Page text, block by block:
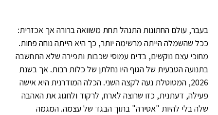
בעבר, עולם החתונות התנהל תחת משוואה ברורה אך אכזרית:
ככל שהשמלה הייתה מרשימה יותר, כך היא הייתה נוחה פחות.
מחוכי עצם נוקשים, בדים עמוסי שכבות ותפירה שלא התחשבה
בתנועה הטבעית של הגוף היו נחלתן של כלות רבות. אך בשנת
2026, המטוטלת נעה לקצה השני. הכלה המודרנית היא אישה
פעילה, דעתנית, כזו שרוצה לארח, לרקוד ולחגוג את האהבה
שלה בלי להיות "אסירה" בתוך הבגד של עצמה. המגמה